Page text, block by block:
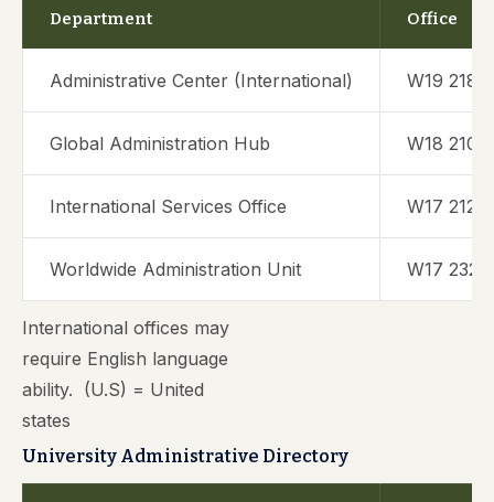
Department Office
Administrative Center (International) W19 218
Global Administration Hub W18 210
International Services Office W17 212
Worldwide Administration Unit W17 232
International offices may
require English language
ability. (U.S) = United
states
University Administrative Directory